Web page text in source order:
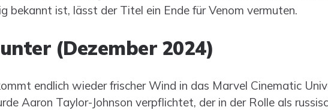
bekannt ist, lässt der Titel ein Ende für Venom vermuten.
(Dezember 2024)
endlich wieder frischer Wind in das Marvel Cinematic
Aaron Taylor-Johnson verpflichtet, der in der Rolle als